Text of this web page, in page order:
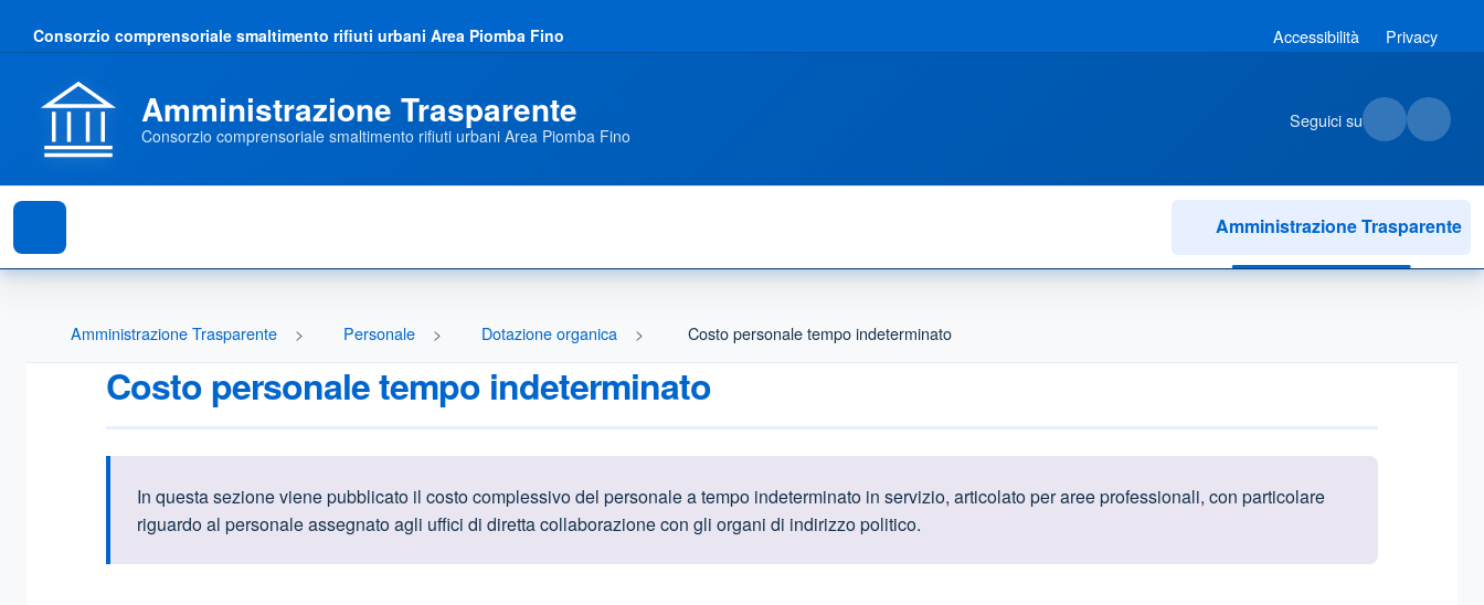
Consorzio comprensoriale smaltimento rifiuti urbani Area Piomba Fino Accessibilità Privacy
Amministrazione Trasparente
Consorzio comprensoriale smaltimento rifiuti urbani Area Piomba Fino
Seguici su
Amministrazione Trasparente
Amministrazione Trasparente Personale Dotazione organica Costo personale tempo indeterminato
Costo personale tempo indeterminato
Informazioni introduttive
In questa sezione viene pubblicato il costocomplessivo del personale a tempo indeterminato in servizio, articolato per aree professionali, con particolare
riguardo al personale assegnato agli uffici di diretta collaborazione con gli organi di indirizzo politico.